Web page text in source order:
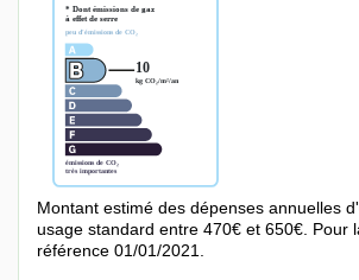
Montant estimé des dépenses annuelles
usage standard entre 470€ et 650€. Pour
référence 01/01/2021.